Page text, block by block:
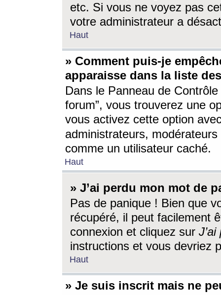
etc. Si vous ne voyez pas
votre administrateur a
Haut
» Comment puis-je
apparaisse dans la liste
Dans le Panneau de
forum”, vous trouverez une
vous activez cette option
administrateurs,
comme un utilisateur caché.
Haut
» J’ai perdu mon mot de
Pas de panique ! Bien que
récupéré, il peut facilement
connexion et cliquez sur
instructions et vous devriez
Haut
» Je suis inscrit mais ne